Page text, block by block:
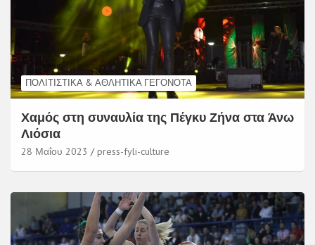
ΠΟΛΙΤΙΣΤΙΚΆ & ΑΘΛΗΤΙΚΆ ΓΕΓΟΝΌΤΑ
Χαμός στη συναυλία της Πέγκυ Ζήνα στα Άνω
Λιόσια
28 Μαΐου 2023 press-fyli-culture